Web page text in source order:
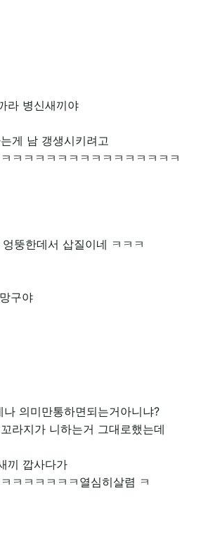
라 병신새끼야
게 남 갱생시키려고
ㅋㅋㅋㅋㅋㅋㅋㅋㅋㅋㅋㅋㅋㅋㅋ
뚱한데서 삽질이네 ㅋㅋㅋ
구야
의미만통하면되는거아니냐?
라지가 니하는거 그대로했는데
끼 깝사다가
ㅋㅋㅋㅋㅋㅋ열심히살렴 ㅋ